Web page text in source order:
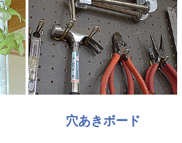
穴あきボード